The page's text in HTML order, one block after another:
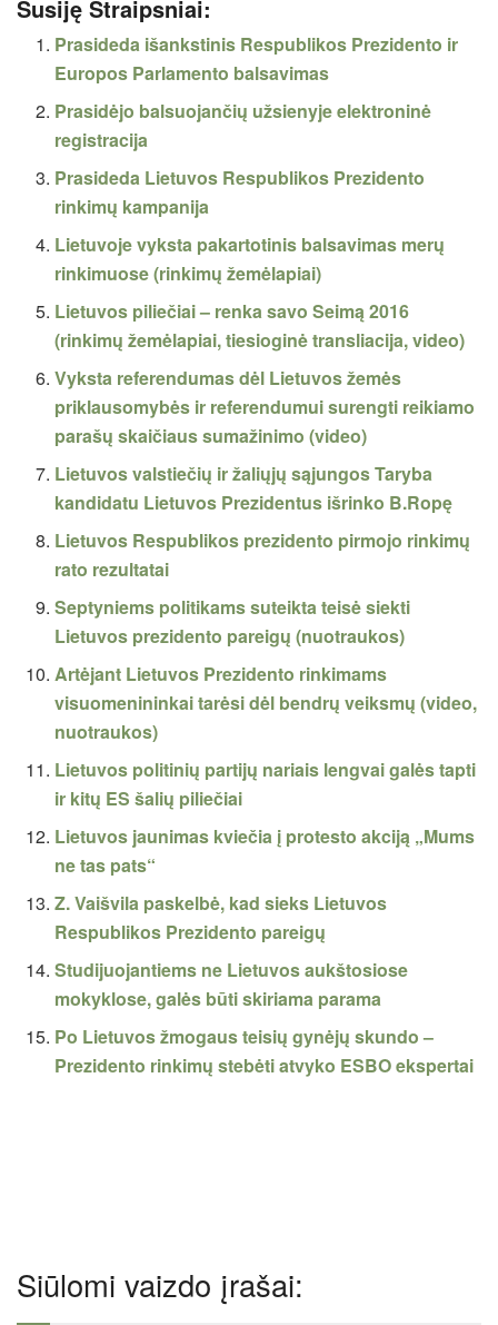
Susiję Straipsniai:
Prasideda išankstinis Respublikos Prezidento ir
Europos Parlamento balsavimas
Prasidėjo balsuojančių užsienyje elektroninė
registracija
Prasideda Lietuvos Respublikos Prezidento
rinkimų kampanija
Lietuvoje vyksta pakartotinis balsavimas merų
rinkimuose (rinkimų žemėlapiai)
Lietuvos piliečiai – renka savo Seimą 2016
(rinkimų žemėlapiai, tiesioginė transliacija, video)
Vyksta referendumas dėl Lietuvos žemės
priklausomybės ir referendumui surengti reikiamo
parašų skaičiaus sumažinimo (video)
Lietuvos valstiečių ir žaliųjų sąjungos Taryba
kandidatu Lietuvos Prezidentus išrinko B.Ropę
Lietuvos Respublikos prezidento pirmojo rinkimų
rato rezultatai
Septyniems politikams suteikta teisė siekti
Lietuvos prezidento pareigų (nuotraukos)
Artėjant Lietuvos Prezidento rinkimams
visuomenininkai tarėsi dėl bendrų veiksmų (video,
nuotraukos)
Lietuvos politinių partijų nariais lengvai galės tapti
ir kitų ES šalių piliečiai
Lietuvos jaunimas kviečia į protesto akciją „Mums
ne tas pats“
Z. Vaišvila paskelbė, kad sieks Lietuvos
Respublikos Prezidento pareigų
Studijuojantiems ne Lietuvos aukštosiose
mokyklose, galės būti skiriama parama
Po Lietuvos žmogaus teisių gynėjų skundo –
Prezidento rinkimų stebėti atvyko ESBO ekspertai
Siūlomi vaizdo įrašai: